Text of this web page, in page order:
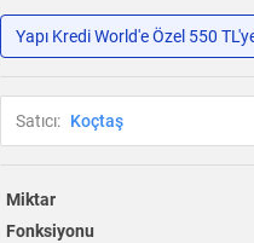
Yapı Kredi World'e Özel 550
Satıcı: Koçtaş
Miktar
Fonksiyonu